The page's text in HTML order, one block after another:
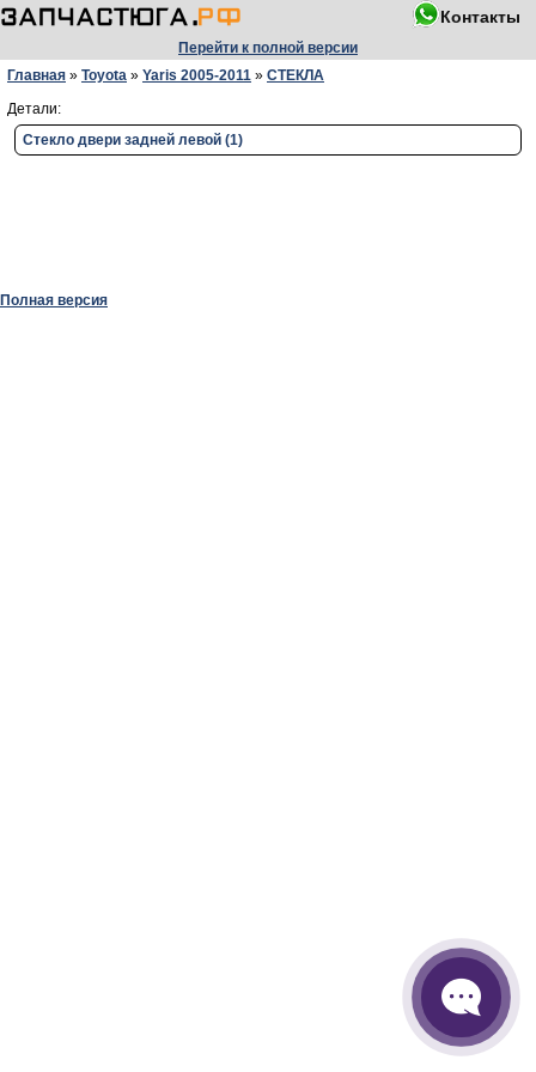
Контакты
Перейти к полной версии
Главная » Toyota » Yaris 2005-2011 » СТЕКЛА
Детали:
Стекло двери задней левой (1)
Полная версия